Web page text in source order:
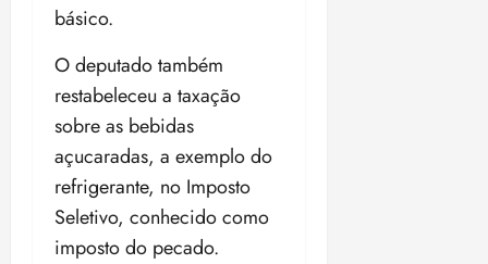
básico.
O deputado também
restabeleceu a taxação
sobre as bebidas
açucaradas, a exemplo do
refrigerante, no Imposto
Seletivo, conhecido como
imposto do pecado.